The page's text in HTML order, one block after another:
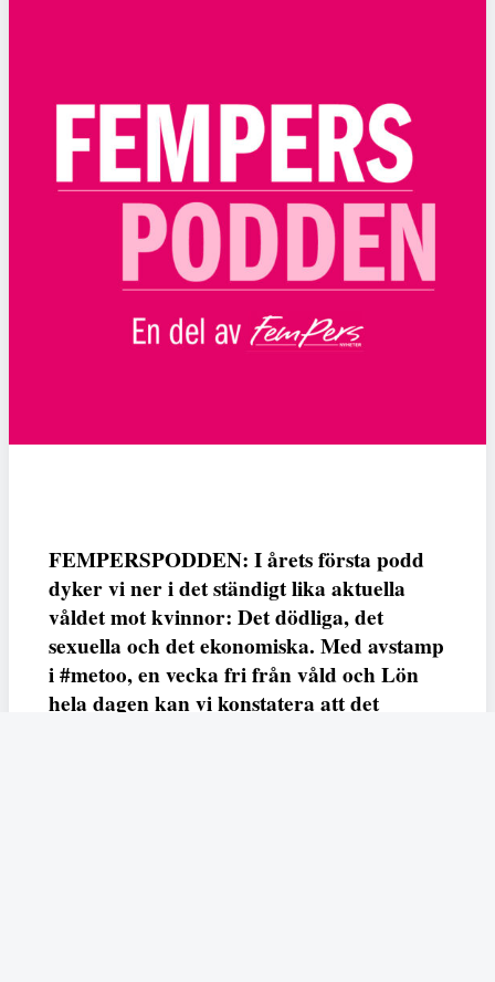
FEMPERSPODDEN: I årets första podd
dyker vi ner i det ständigt lika aktuella
våldet mot kvinnor: Det dödliga, det
sexuella och det ekonomiska. Med avstamp
i #metoo, en vecka fri från våld och Lön
hela dagen kan vi konstatera att det